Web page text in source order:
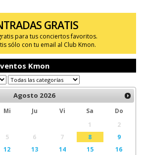
GRATIS
para tus conciertos favoritos.
sólo con tu email al Club Kmon.
Kmon
Agosto 2026
Mi Ju Vi Sa
Do
1
2
5 6 7 8
9
12 13 14 15
16